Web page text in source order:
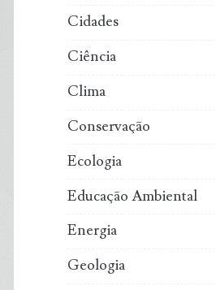
Cidades
Ciência
Clima
Conservação
Ecologia
Educação Ambiental
Energia
Geologia